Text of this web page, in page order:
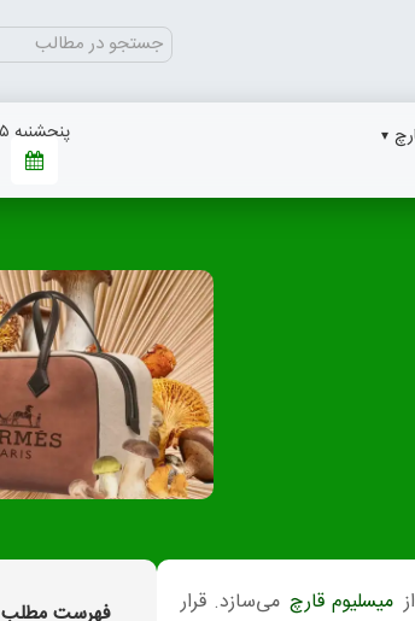
جستجو
برای:
پنجشنبه ۱۴۰۵/۰۵/۱۵
میسلیوم قارچ می‌سازد. قرار
فهرست مطلب